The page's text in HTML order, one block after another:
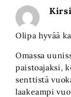
Kirsi
Olipa hyvää
Omassa
paistoajaksi,
senttistä
laakeampi